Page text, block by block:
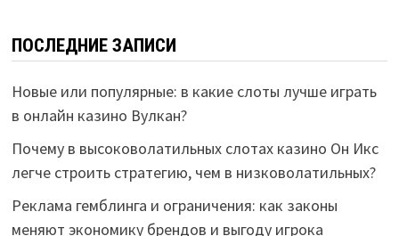
ПОСЛЕДНИЕ ЗАПИСИ
Новые или популярные: в какие слоты лучше играть
в онлайн казино Вулкан?
Почему в высоковолатильных слотах казино Он Икс
легче строить стратегию, чем в низковолатильных?
Реклама гемблинга и ограничения: как законы
меняют экономику брендов и выгоду игрока